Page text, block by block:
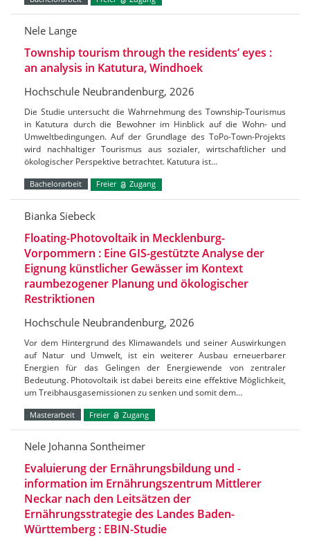
Nele Lange
Township tourism through the residents’ eyes :
an analysis in Katutura, Windhoek
Hochschule Neubrandenburg, 2026
Die Studie untersucht die Wahrnehmung des Township-Tourismus
in Katutura durch die Bewohner im Hinblick auf die Wohn- und
Umweltbedingungen. Auf der Grundlage des ToPo-Town-Projekts
wird nachhaltiger Tourismus aus sozialer, wirtschaftlicher und
ökologischer Perspektive betrachtet. Katutura ist…
Bachelorarbeit Freier Zugang
Bianka Siebeck
Floating-Photovoltaik in Mecklenburg-
Vorpommern : Eine GIS-gestützte Analyse der
Eignung künstlicher Gewässer im Kontext
raumbezogener Planung und ökologischer
Restriktionen
Hochschule Neubrandenburg, 2026
Vor dem Hintergrund des Klimawandels und seiner Auswirkungen
auf Natur und Umwelt, ist ein weiterer Ausbau erneuerbarer
Energien für das Gelingen der Energiewende von zentraler
Bedeutung. Photovoltaik ist dabei bereits eine effektive Möglichkeit,
um Treibhausgasemissionen zu senken und somit dem…
Masterarbeit Freier Zugang
Nele Johanna Sontheimer
Evaluierung der Ernährungsbildung und -
information im Ernährungszentrum Mittlerer
Neckar nach den Leitsätzen der
Ernährungsstrategie des Landes Baden-
Württemberg : EBIN-Studie